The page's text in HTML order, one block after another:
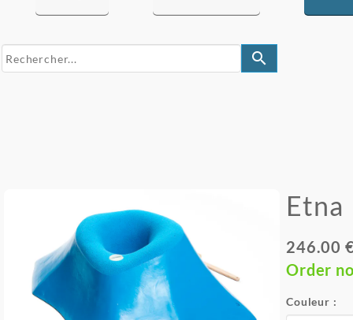
search
Etna
246.00
Order
Couleur :